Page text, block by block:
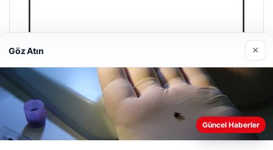
Enes Kaplan Avukatlık Bürosu
Nisan 28, 2026
Web sitemizi nasıl kullandığınızı daha iyi anlayabilmek,
Göz Atın ×
Güncel Haberler